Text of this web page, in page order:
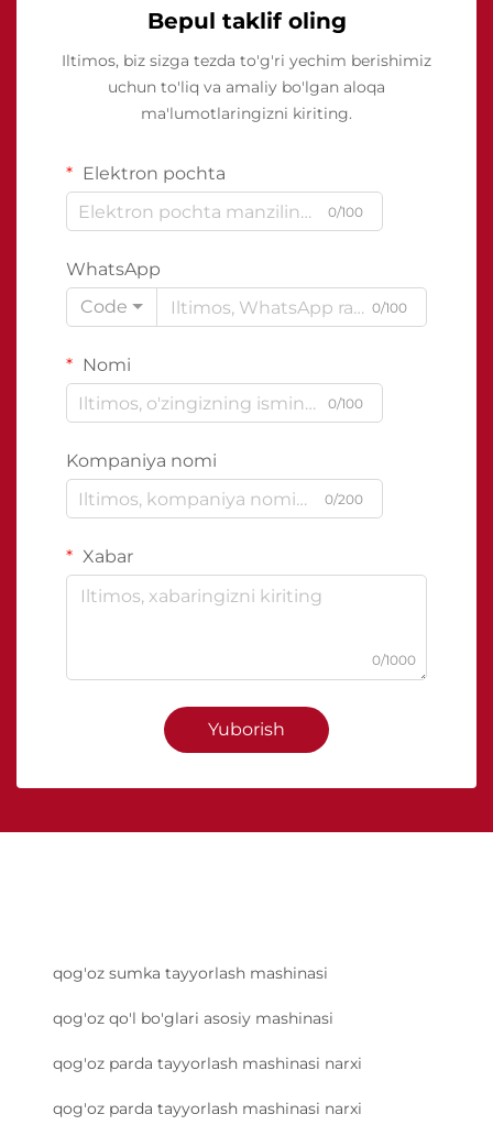
Bepul taklif oling
Iltimos, biz sizga tezda to'g'ri yechim berishimiz
uchun to'liq va amaliy bo'lgan aloqa
ma'lumotlaringizni kiriting.
Elektron pochta
0/100
WhatsApp
Code
0/100
Nomi
0/100
Kompaniya nomi
0/200
Xabar
0/1000
Yuborish
qog'oz sumka tayyorlash mashinasi
qog'oz qo'l bo'glari asosiy mashinasi
qog'oz parda tayyorlash mashinasi narxi
qog'oz parda tayyorlash mashinasi narxi